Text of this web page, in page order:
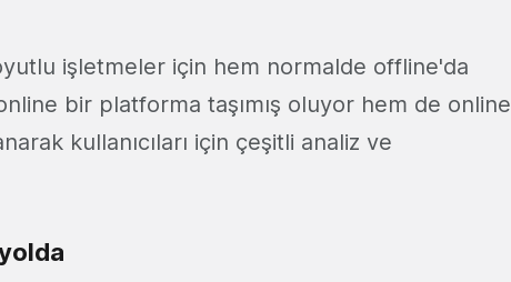
işletmeler için hem normalde offline'da
bir platforma taşımış oluyor hem de online
kullanıcıları için çeşitli analiz ve